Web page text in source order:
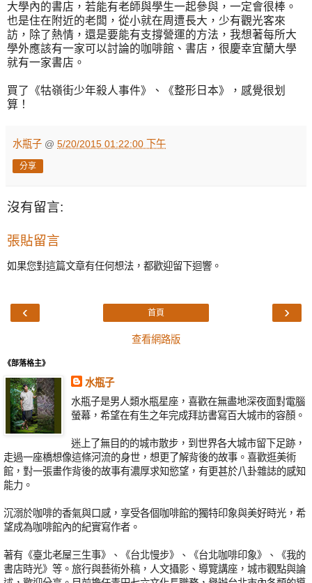
大學內的書店，若能有老師與學生一起參與，一定會很棒。
也是住在附近的老闆，從小就在周遭長大，少有觀光客來
訪，除了熱情，還是要能有支撐營運的方法，我想著每所大
學外應該有一家可以討論的咖啡館、書店，很慶幸宜蘭大學
就有一家書店。
買了《牯嶺街少年殺人事件》、《整形日本》，感覺很划
算！
水瓶子 @ 5/20/2015 01:22:00 下午
分享
沒有留言:
張貼留言
如果您對這篇文章有任何想法，都歡迎留下迴響。
‹ ›
首頁
查看網路版
《部落格主》
水瓶子
水瓶子是男人類水瓶星座，喜歡在無盡地深夜面對電腦
螢幕，希望在有生之年完成拜訪書寫百大城市的容顏。
迷上了無目的的城市散步，到世界各大城市留下足跡，
走過一座橋想像這條河流的身世，想更了解背後的故事。喜歡逛美術
館，對一張畫作背後的故事有濃厚求知慾望，有更甚於八卦雜誌的感知
能力。
沉溺於咖啡的香氣與口感，享受各個咖啡館的獨特印象與美好時光，希
望成為咖啡館內的紀實寫作者。
著有《臺北老屋三生事》、《台北慢步》、《台北咖啡印象》、《我的
書店時光》等。旅行與藝術外稿，人文攝影、導覽講座，城市觀點與論